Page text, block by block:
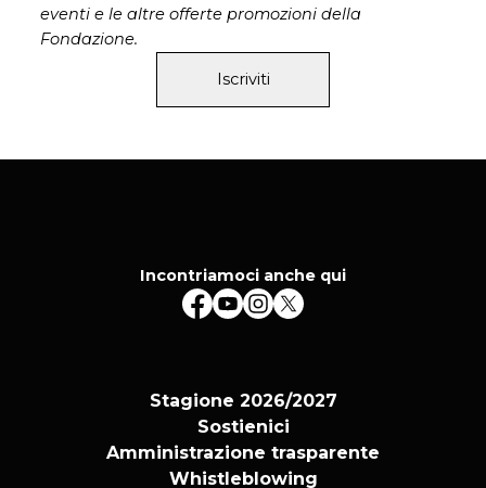
eventi e le altre offerte promozioni della
Fondazione.
Iscriviti
Incontriamoci anche qui
Stagione 2026/2027
Sostienici
Amministrazione trasparente
Whistleblowing